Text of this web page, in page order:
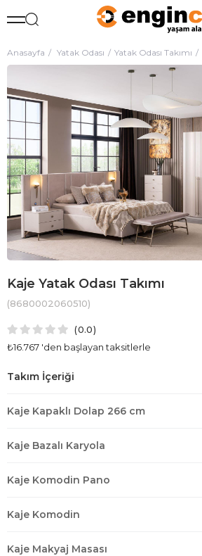
Anasayfa Yatak Odası Yatak Odası Takımı
Kaje Yatak Odası Takımı
(8680002060510)
0.0
₺16.767 'den başlayan taksitlerle
Kaje Kapaklı Dolap 266 cm
Kaje Bazalı Karyola
Kaje Komodin Pano
Kaje Komodin
Kaje Makyaj Masası